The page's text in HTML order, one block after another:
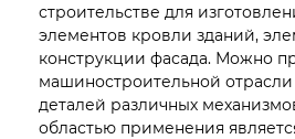
строительстве для
элементов кровли зданий,
конструкции фасада. Можно
машиностроительной
деталей различных
областью применения